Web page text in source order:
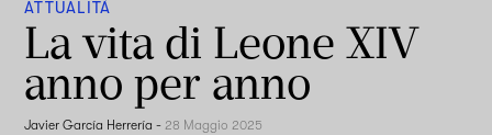
ATTUALITÀ
La vita di Leone XIV
anno per anno
Javier García Herrería -28 Maggio 2025